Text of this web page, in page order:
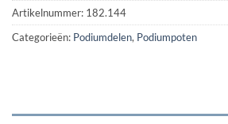
Artikelnummer: 182.144
Categorieën: Podiumdelen, Podiumpoten